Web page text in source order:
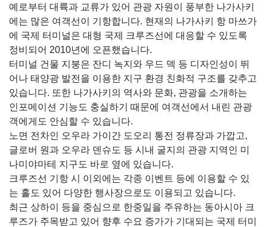
예로부터 대륙과 교류가 있어 관광 자원이 풍부한 나가사키
에는 많은 여객선이 기항합니다. 현재의 나가사키 항 마쓰가
에 국제 터미널은 대형 국제 크루즈선에 대응할 수 있도록
정비되어 2010년에 오픈했습니다.
터미널 건물 지붕은 잔디 녹지와 우드 덱 등 디자인성이 뛰
어나 태양광 발전을 이용한 지구 환경 친화적 구조를 갖추고
있습니다. 또한 나가사키의 역사와 문화, 관광을 소개하는
인포메이션 기능도 충실하기 때문에 여객선에서 내린 관광
객에게도 안심할 수 있습니다.
노면 전차인 오우라 가이간 도오리 통전 정류장과 가깝고,
글로버 원과 오우라 덴슈도 등 시내 굴지의 관광 지역인 미
나미야마테 지구도 바로 옆에 있습니다.
크루즈선 기항 시 이외에는 각종 이벤트 등에 이용할 수 있
는 홀도 있어 다양한 행사장으로도 이용되고 있습니다.
최근 상하이 등을 중심으로 한중일을 주유하는 동아시아 크
루즈가 주목받고 있어 향후 수요 증가가 기대되는 국제 터미